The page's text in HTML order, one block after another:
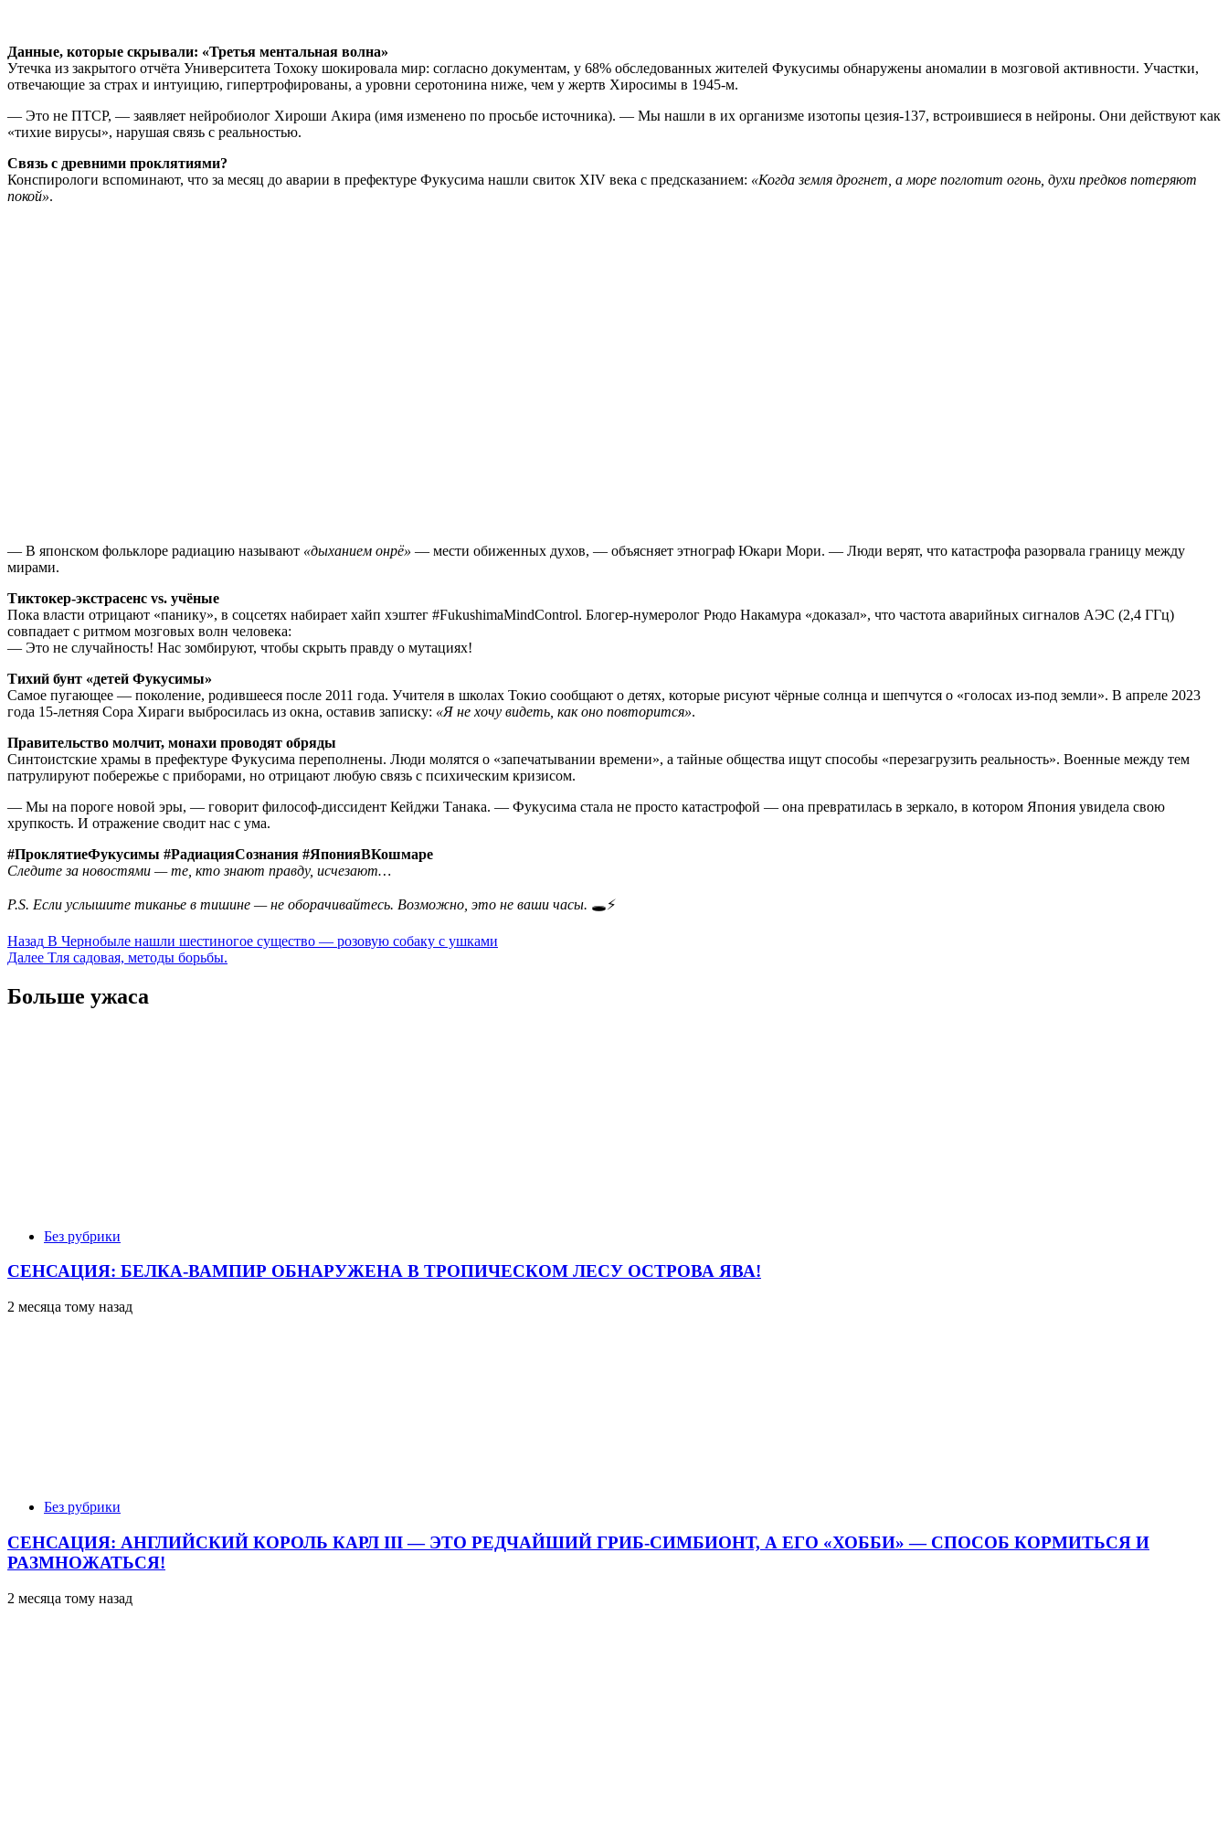
Данные, которые скрывали: «Третья ментальная волна»
Утечка из закрытого отчёта Университета Тохоку шокировала мир: согласно документам, у 68% обследованных жителей Фукусимы обнаружены аномалии в мозговой активности. Участки,
отвечающие за страх и интуицию, гипертрофированы, а уровни серотонина ниже, чем у жертв Хиросимы в 1945-м.
— Это не ПТСР, — заявляет нейробиолог Хироши Акира (имя изменено по просьбе источника). — Мы нашли в их организме изотопы цезия-137, встроившиеся в нейроны. Они действуют как
«тихие вирусы», нарушая связь с реальностью.
Связь с древними проклятиями?
Конспирологи вспоминают, что за месяц до аварии в префектуре Фукусима нашли свиток XIV века с предсказанием: «Когда земля дрогнет, а море поглотит огонь, духи предков потеряют
покой».
— В японском фольклоре радиацию называют «дыханием онрё» — мести обиженных духов, — объясняет этнограф Юкари Мори. — Люди верят, что катастрофа разорвала границу между
мирами.
Тиктокер-экстрасенс vs. учёные
Пока власти отрицают «панику», в соцсетях набирает хайп хэштег #FukushimaMindControl. Блогер-нумеролог Рюдо Накамура «доказал», что частота аварийных сигналов АЭС (2,4 ГГц)
совпадает с ритмом мозговых волн человека:
— Это не случайность! Нас зомбируют, чтобы скрыть правду о мутациях!
Тихий бунт «детей Фукусимы»
Самое пугающее — поколение, родившееся после 2011 года. Учителя в школах Токио сообщают о детях, которые рисуют чёрные солнца и шепчутся о «голосах из-под земли». В апреле 2023
года 15-летняя Сора Хираги выбросилась из окна, оставив записку: «Я не хочу видеть, как оно повторится».
Правительство молчит, монахи проводят обряды
Синтоистские храмы в префектуре Фукусима переполнены. Люди молятся о «запечатывании времени», а тайные общества ищут способы «перезагрузить реальность». Военные между тем
патрулируют побережье с приборами, но отрицают любую связь с психическим кризисом.
— Мы на пороге новой эры, — говорит философ-диссидент Кейджи Танака. — Фукусима стала не просто катастрофой — она превратилась в зеркало, в котором Япония увидела свою
хрупкость. И отражение сводит нас с ума.
#ПроклятиеФукусимы #РадиацияСознания #ЯпонияВКошмаре
Следите за новостями — те, кто знают правду, исчезают…
P.S. Если услышите тиканье в тишине — не оборачивайтесь. Возможно, это не ваши часы. 🕳️⚡
Post
navigation
Назад В Чернобыле нашли шестиногое существо — розовую собаку с ушками
Далее Тля садовая, методы борьбы.
Больше ужаса
Без рубрики
СЕНСАЦИЯ: БЕЛКА-ВАМПИР ОБНАРУЖЕНА В ТРОПИЧЕСКОМ ЛЕСУ ОСТРОВА ЯВА!
2 месяца тому назад
Без рубрики
СЕНСАЦИЯ: АНГЛИЙСКИЙ КОРОЛЬ КАРЛ III — ЭТО РЕДЧАЙШИЙ ГРИБ-СИМБИОНТ, А ЕГО «ХОББИ» — СПОСОБ КОРМИТЬСЯ И
РАЗМНОЖАТЬСЯ!
2 месяца тому назад